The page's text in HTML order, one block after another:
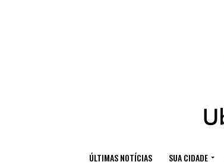
ÚLTIMAS NOTÍCIAS SUA CIDADE